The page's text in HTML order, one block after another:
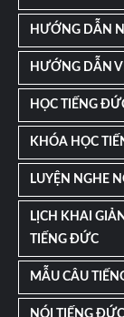
HƯỚNG DẪN
HƯỚNG DẪN
HỌC TIẾNG
KHÓA HỌC
LUYỆN NGHE
LỊCH KHAI
TIẾNG ĐỨC
MẪU CÂU
NÓI TIẾNG